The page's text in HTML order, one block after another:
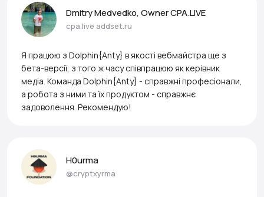
Dmitry Medvedko, Owner CPA.LIVE
cpa.live addset.ru
Я працюю з Dolphin{Anty} в якості вебмайстра ще з
бета-версії, з того ж часу співпрацюю як керівник
медіа. Команда Dolphin{Anty} - справжні професіонали,
а робота з ними та їх продуктом - справжнє
задоволення. Рекомендую!
H0urma
@cryptxyrma